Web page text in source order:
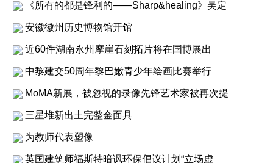
《所有的都是锋利的——Sharp&healing》吴定
安徽徽州历史博物馆开馆
近60件湖南永州摩崖石刻拓片将在国博展出
中黎建交50周年黎巴嫩青少年绘画比赛举行
MoMA新展，被忽视的录像先锋艺术家被再次提
三星堆新出土完整金面具
为教师代表塑像
英国建筑师福斯特暗讽环保倡议计划“立场虚